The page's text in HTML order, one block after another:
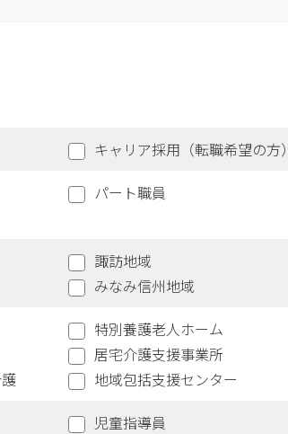
キャリア採用（転職希望の方）
パート職員
諏訪地域
みなみ信州地域
特別養護老人ホーム
居宅介護支援事業所
地域包括支援センター
児童指導員